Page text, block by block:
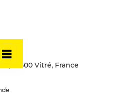
35500 Vitré, France